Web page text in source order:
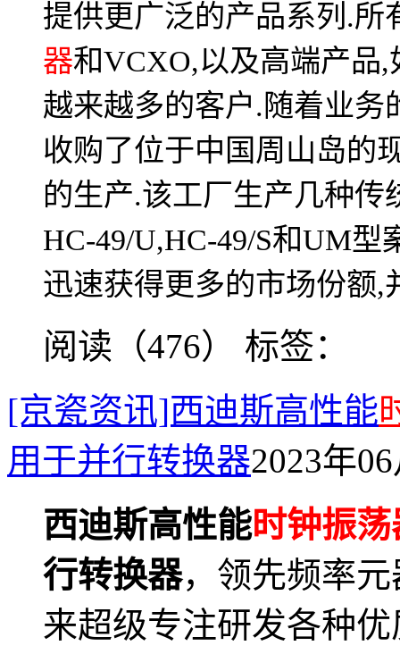
提供更广泛的产品系列 .所
器和VCXO,以及高端产品,
越来越多的客户.随着业务
收购了位于中国周山岛的
的生产.该工厂生产几种传
HC-49/U,HC-49/S和UM型
迅速获得更多的市场份额,
阅读（476） 标签：
[京瓷资讯]西迪斯高性能
用于并行转换器2023年
西迪斯高性能时钟振荡
行转换器， 领先频率
来超级专注研发各种